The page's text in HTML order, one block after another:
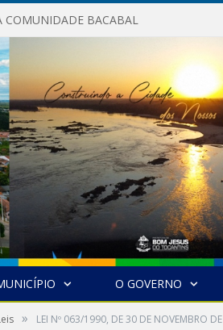
COMUNIDADE BACABAL
O GOVERNO
» LEI Nº 063/1990, DE 30 DE